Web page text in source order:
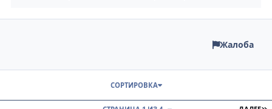
Жалоба
СОРТИРОВКА